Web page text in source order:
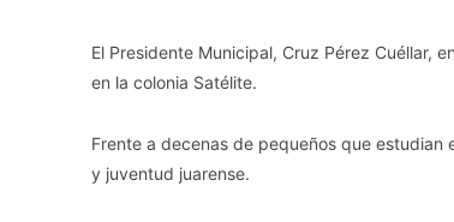
El Presidente Municipal, Cruz Pérez Cuéllar,
en la colonia Satélite.
Frente a decenas de pequeños que
y juventud juarense.